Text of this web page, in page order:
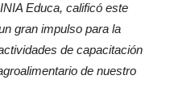
Educa, calificó este
gran impulso para la
de capacitación
de nuestro